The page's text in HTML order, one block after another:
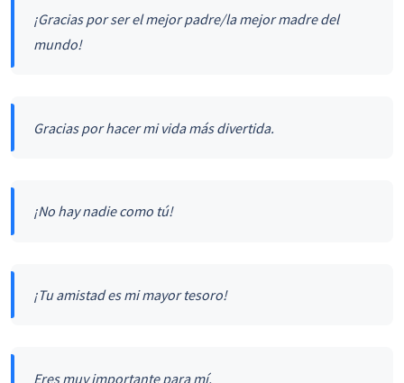
¡Gracias por ser el mejor padre/la mejor madre del
mundo!
Gracias por hacer mi vida más divertida.
¡No hay nadie como tú!
¡Tu amistad es mi mayor tesoro!
Eres muy importante para mí.